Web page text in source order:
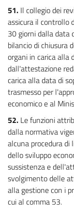
51. Il collegio dei
assicura il controllo
30 giorni dalla data
bilancio di chiusura
organi in carica alla
dall'attestazione
carica alla data di
trasmesso per
economico e al
52. Le funzioni
dalla normativa
alcuna procedura di
dello sviluppo
sussistenza e
svolgimento delle
alla gestione con i
cui al comma 53.